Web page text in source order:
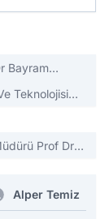
Bayram
Teknolojisi
Prof Dr
Alper Temiz